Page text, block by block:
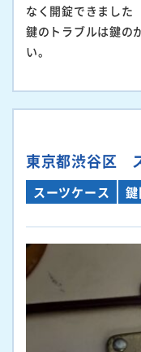
なく開錠できました
鍵のトラブルは鍵の
い。
東京都渋谷区
スーツケース